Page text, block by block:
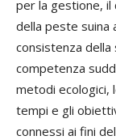
per la gestione, il
della peste suina
consistenza
competenza
metodi ecologici,
tempi e gli
connessi ai fini